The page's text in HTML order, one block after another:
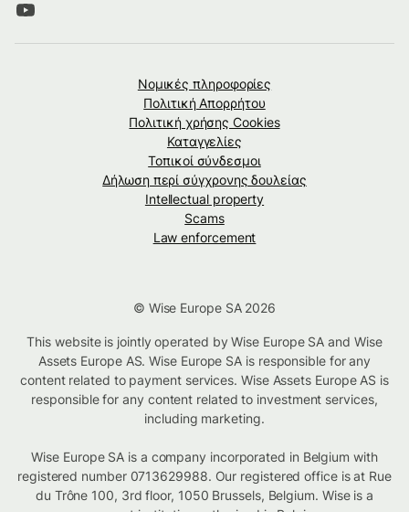
Νομικές πληροφορίες
Πολιτική Απορρήτου
Πολιτική χρήσης Cookies
Καταγγελίες
Τοπικοί σύνδεσμοι
Δήλωση περί σύγχρονης δουλείας
Intellectual property
Scams
Law enforcement
© Wise Europe SA 2026
This website is jointly operated by Wise Europe SA and Wise
Assets Europe AS. Wise Europe SA is responsible for any
content related to payment services. Wise Assets Europe AS is
responsible for any content related to investment services,
including marketing.
Wise Europe SA is a company incorporated in Belgium with
registered number 0713629988. Our registered office is at Rue
du Trône 100, 3rd floor, 1050 Brussels, Belgium. Wise is a